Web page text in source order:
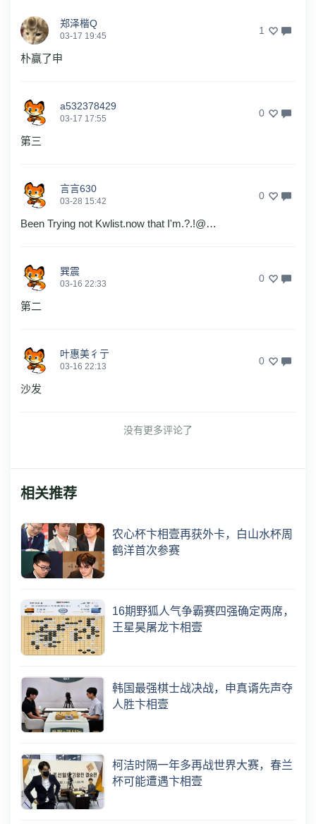
郑泽楷Q
03-17 19:45 1
朴赢了申
a532378429
03-17 17:55 0
第三
言言630
03-28 15:42 0
Been Trying not Kwlist.now that I'm.?.!@…
巽震
03-16 22:33 0
第二
叶惠美彳亍
03-16 22:13 0
沙发
没有更多评论了
相关推荐
农心杯卞相壹再获外卡，白山水杯周
鹤洋首次参赛
16期野狐人气争霸赛四强确定两席，
王星昊屠龙卞相壹
韩国最强棋士战决战，申真谞先声夺
人胜卞相壹
柯洁时隔一年多再战世界大赛，春兰
杯可能遭遇卞相壹